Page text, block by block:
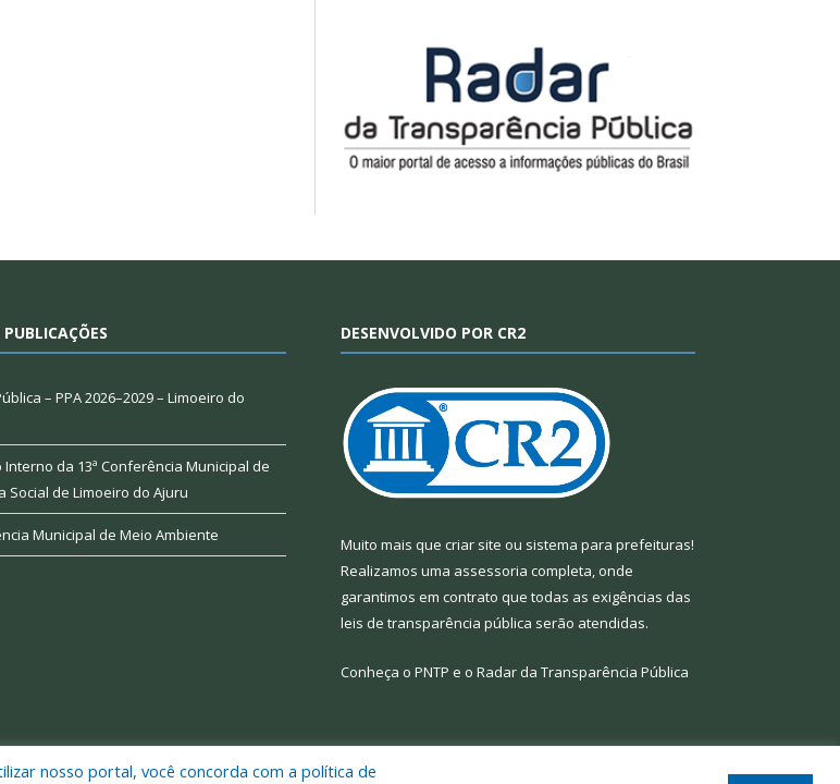
– PPA 2026–2029 – Limoeiro do
Interno da 13ª Conferência Municipal de
Social de Limoeiro do Ajuru
Municipal de Meio Ambiente
DESENVOLVIDO POR CR2
Muito mais que criar site ou sistema para prefeituras!
Realizamos uma assessoria completa, onde
garantimos em contrato que todas as exigências das
leis de transparência pública serão atendidas.
Conheça o PNTP e o Radar da Transparência Pública
nosso portal, você concorda com a política de